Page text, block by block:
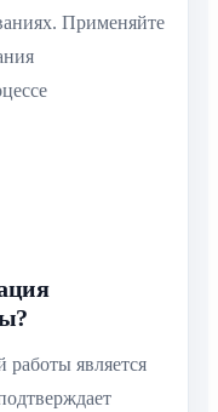
Применяйте
является